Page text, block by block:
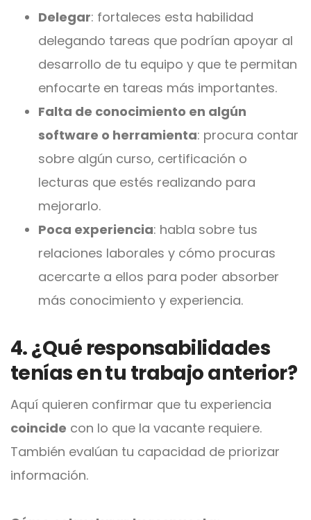
Delegar: fortaleces esta habilidad
delegando tareas que podrían apoyar al
desarrollo de tu equipo y que te permitan
enfocarte en tareas más importantes.
Falta de conocimiento en algún
software o herramienta: procura contar
sobre algún curso, certificación o
lecturas que estés realizando para
mejorarlo.
Poca experiencia: habla sobre tus
relaciones laborales y cómo procuras
acercarte a ellos para poder absorber
más conocimiento y experiencia.
4. ¿Qué responsabilidades
tenías en tu trabajo anterior?
Aquí quieren confirmar que tu experiencia
coincide con lo que la vacante requiere.
También evalúan tu capacidad de priorizar
información.